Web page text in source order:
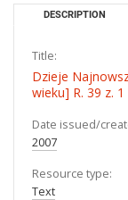
DESCRIPTION
Title:
Dzieje
wieku] R. 39 z. 1
Date issued/
2007
Resource type:
Text